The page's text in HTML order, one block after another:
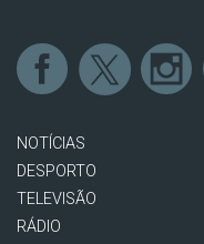
NOTÍCIAS
DESPORTO
TELEVISÃO
RÁDIO